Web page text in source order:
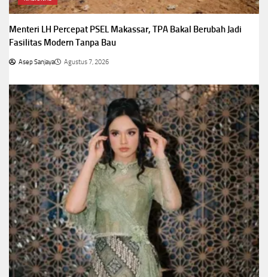
Menteri LH Percepat PSEL Makassar, TPA Bakal Berubah Jadi
Fasilitas Modern Tanpa Bau
Asep Sanjaya Agustus 7, 2026